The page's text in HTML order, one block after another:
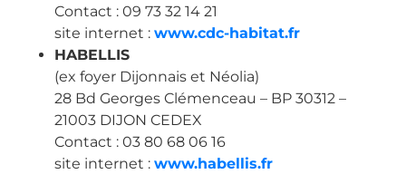
Contact : 09 73 32 14 21
site internet : www.cdc-habitat.fr
HABELLIS
(ex foyer Dijonnais et Néolia)
28 Bd Georges Clémenceau – BP 30312 –
21003 DIJON CEDEX
Contact : 03 80 68 06 16
site internet : www.habellis.fr